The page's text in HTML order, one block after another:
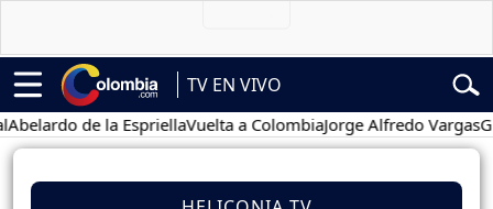
TV EN VIVO
de la EspriellaVuelta a ColombiaJorge Alfredo Vargas